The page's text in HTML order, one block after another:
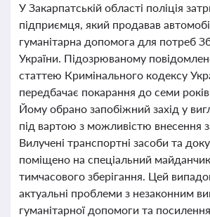
У Закарпатській області поліція
підприємця, який продавав
гуманітарна допомога для потреб
України. Підозрюваному
статтею Кримінального кодексу
передбачає покарання до семи
Йому обрано запобіжний захід у
під вартою з можливістю внесення
Вилучені транспортні засоби та
поміщено на спеціальний
тимчасового зберігання. Цей
актуальні проблеми з незаконним
гуманітарної допомоги та